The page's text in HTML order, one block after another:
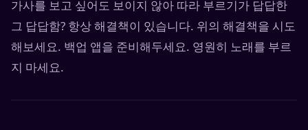
가사를 보고 싶어도 보이지 않아 따라 부르기가 답답한
그 답답함? 항상 해결책이 있습니다. 위의 해결책을 시도
해보세요. 백업 앱을 준비해두세요. 영원히 노래를 부르
지 마세요.